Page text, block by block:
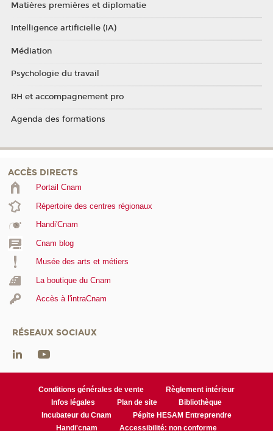
Matières premières et diplomatie
Intelligence artificielle (IA)
Médiation
Psychologie du travail
RH et accompagnement pro
Agenda des formations
ACCÈS DIRECTS
Portail Cnam
Répertoire des centres régionaux
Handi'Cnam
Cnam blog
Musée des arts et métiers
La boutique du Cnam
Accès à l'intraCnam
RÉSEAUX SOCIAUX
Conditions générales de vente
Règlement intérieur
Infos légales
Plan de site
Bibliothèque
Incubateur du Cnam
Pépite HESAM Entreprendre
Handi'cnam
Accessibilité: non conforme